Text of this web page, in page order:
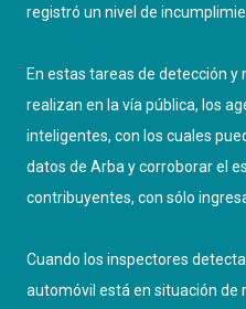
registró un nivel de
En estas tareas de detección
realizan en la vía pública, los
inteligentes, con los cuales
datos de Arba y corroborar el
contribuyentes, con sólo
Cuando los inspectores
automóvil está en situación de